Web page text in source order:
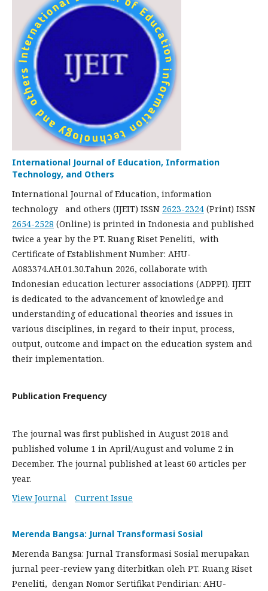
International Journal of Education, Information
Technology, and Others
International Journal of Education, information
technology and others (IJEIT) ISSN 2623-2324 (Print) ISSN
2654-2528 (Online) is printed in Indonesia and published
twice a year by the PT. Ruang Riset Peneliti, with
Certificate of Establishment Number: AHU-
A083374.AH.01.30.Tahun 2026, collaborate with
Indonesian education lecturer associations (ADPPI). IJEIT
is dedicated to the advancement of knowledge and
understanding of educational theories and issues in
various disciplines, in regard to their input, process,
output, outcome and impact on the education system and
their implementation.
Publication Frequency
The journal was first published in August 2018 and
published volume 1 in April/August and volume 2 in
December. The journal published at least 60 articles per
year.
View Journal
Current Issue
Merenda Bangsa: Jurnal Transformasi Sosial
Merenda Bangsa: Jurnal Transformasi Sosial merupakan
jurnal peer-review yang diterbitkan oleh PT. Ruang Riset
Peneliti, dengan Nomor Sertifikat Pendirian: AHU-